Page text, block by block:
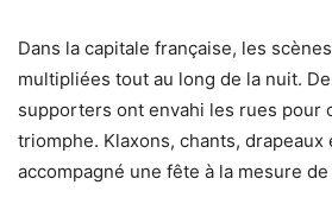
Dans la capitale française, les
multipliées tout au long de la nuit.
supporters ont envahi les rues pour
triomphe. Klaxons, chants,
accompagné une fête à la mesure de